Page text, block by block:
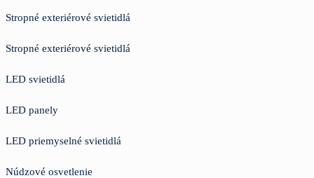
Stropné exteriérové svietidlá
Stropné exteriérové svietidlá
LED svietidlá
LED panely
LED priemyselné svietidlá
Núdzové osvetlenie